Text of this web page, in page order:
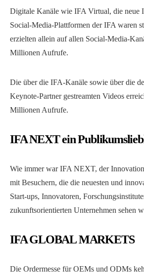
Digitale Kanäle wie IFA Virtual, die neue
Social-Media-Plattformen der IFA waren
erzielten allein auf allen Social-Media-
Millionen Aufrufe.
Die über die IFA-Kanäle sowie über die
Keynote-Partner gestreamten Videos
Millionen Aufrufe.
IFA NEXT ein
Wie immer war IFA NEXT, der
mit Besuchern, die die neuesten und
Start-ups, Innovatoren,
zukunftsorientierten Unternehmen sehen
IFA GLOBAL MARKETS
Die Ordermesse für OEMs und ODMs